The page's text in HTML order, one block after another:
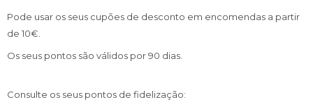
Pode usar os seus cupões de desconto em encomendas a partir
de 10€.
Os seus pontos são válidos por 90 dias.
Consulte os seus pontos de fidelização: